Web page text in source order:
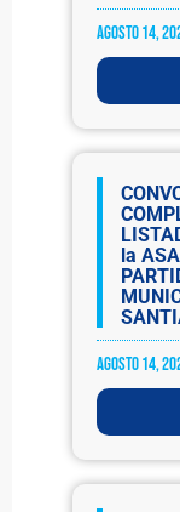
agosto 14,
la
agosto 14,